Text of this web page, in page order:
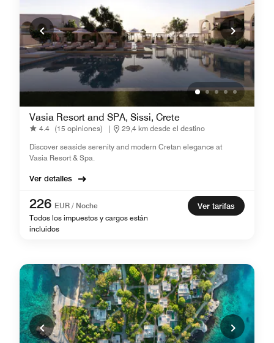
Vasia Resort and SPA, Sissi, Crete
4.4 (15 opiniones) |
29,4 km desde el destino
Discover seaside serenity and modern Cretan elegance at
Vasia Resort & Spa.
Ver detalles
226 EUR / Noche
Todos los impuestos y cargos están
incluidos
Ver tarifas